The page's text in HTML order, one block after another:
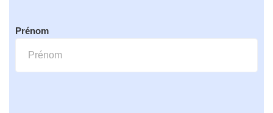
Prénom